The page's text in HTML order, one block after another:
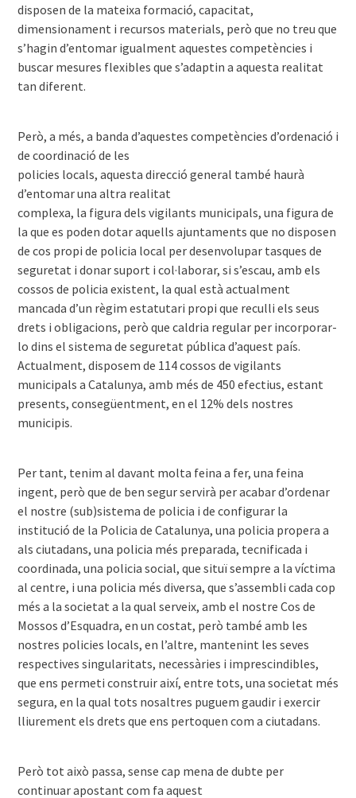
disposen de la mateixa formació, capacitat,
dimensionament i recursos materials, però que no treu que
s’hagin d’entomar igualment aquestes competències i
buscar mesures flexibles que s’adaptin a aquesta realitat
tan diferent.
Però, a més, a banda d’aquestes competències d’ordenació i
de coordinació de les
policies locals, aquesta direcció general també haurà
d’entomar una altra realitat
complexa, la figura dels vigilants municipals, una figura de
la que es poden dotar aquells ajuntaments que no disposen
de cos propi de policia local per desenvolupar tasques de
seguretat i donar suport i col·laborar, si s’escau, amb els
cossos de policia existent, la qual està actualment
mancada d’un règim estatutari propi que reculli els seus
drets i obligacions, però que caldria regular per incorporar-
lo dins el sistema de seguretat pública d’aquest país.
Actualment, disposem de 114 cossos de vigilants
municipals a Catalunya, amb més de 450 efectius, estant
presents, consegüentment, en el 12% dels nostres
municipis.
Per tant, tenim al davant molta feina a fer, una feina
ingent, però que de ben segur servirà per acabar d’ordenar
el nostre (sub)sistema de policia i de configurar la
institució de la Policia de Catalunya, una policia propera a
als ciutadans, una policia més preparada, tecnificada i
coordinada, una policia social, que situï sempre a la víctima
al centre, i una policia més diversa, que s’assembli cada cop
més a la societat a la qual serveix, amb el nostre Cos de
Mossos d’Esquadra, en un costat, però també amb les
nostres policies locals, en l’altre, mantenint les seves
respectives singularitats, necessàries i imprescindibles,
que ens permeti construir així, entre tots, una societat més
segura, en la qual tots nosaltres puguem gaudir i exercir
lliurement els drets que ens pertoquen com a ciutadans.
Però tot això passa, sense cap mena de dubte per
continuar apostant com fa aquest